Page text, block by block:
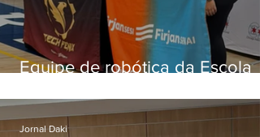
Equipe de robótica da Escola
prêmio internacional nos EUA
Jornal Daki